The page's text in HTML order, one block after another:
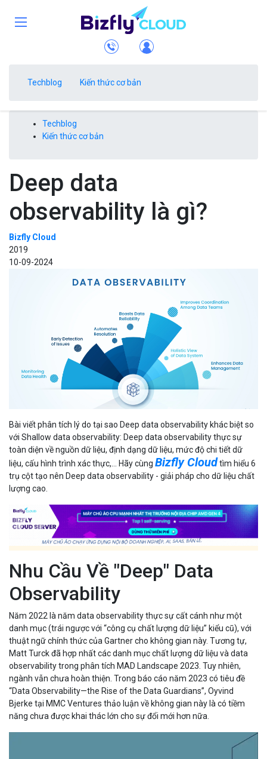
Techblog Kiến thức cơ bản
Techblog
Kiến thức cơ bản
Deep data
observability là gì?
Bizfly Cloud
2019
10-09-2024
Bài viết phân tích lý do tại sao Deep data observability khác biệt so
với Shallow data observability: Deep data observability thực sự
toàn diện về nguồn dữ liệu, định dạng dữ liệu, mức độ chi tiết dữ
liệu, cấu hình trình xác thực,... Hãy cùng Bizfly Cloudtìm hiểu 6
trụ cột tạo nên Deep data observability - giải pháp cho dữ liệu chất
lượng cao.
Nhu Cầu Về "Deep" Data
Observability
Năm 2022 là năm data observability thực sự cất cánh như một
danh mục (trái ngược với “công cụ chất lượng dữ liệu” kiểu cũ), với
thuật ngữ chính thức của Gartner cho không gian này. Tương tự,
Matt Turck đã hợp nhất các danh mục chất lượng dữ liệu và data
observability trong phân tích MAD Landscape 2023. Tuy nhiên,
ngành vẫn chưa hoàn thiện. Trong báo cáo năm 2023 có tiêu đề
“Data Observability—the Rise of the Data Guardians”, Oyvind
Bjerke tại MMC Ventures thảo luận về không gian này là có tiềm
năng chưa được khai thác lớn cho sự đổi mới hơn nữa.